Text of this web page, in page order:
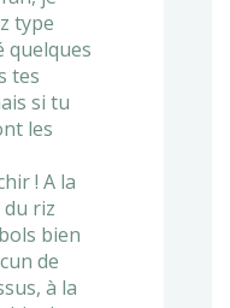
type
quelques
tes
si tu
les
! A la
du riz
bien
de
à la